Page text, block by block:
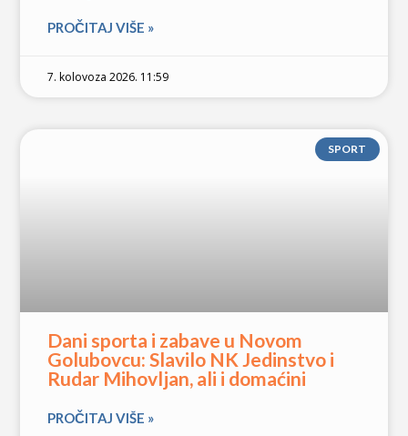
PROČITAJ VIŠE »
7. kolovoza 2026. 11:59
SPORT
Dani sporta i zabave u Novom
Golubovcu: Slavilo NK Jedinstvo i
Rudar Mihovljan, ali i domaćini
PROČITAJ VIŠE »